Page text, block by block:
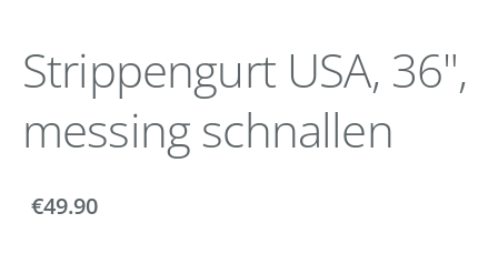
Strippengurt USA, 36",
messing schnallen
€49.90